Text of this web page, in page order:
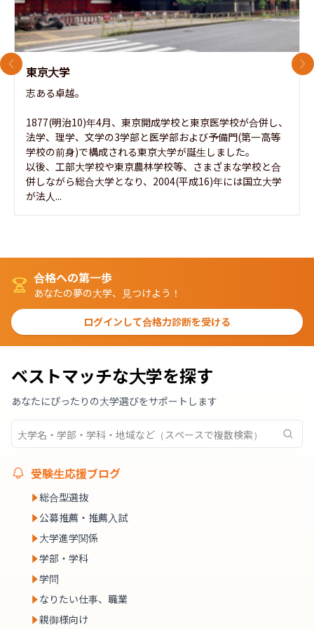
東京大学
志ある卓越。
1877(明治10)年4月、東京開成学校と東京医学校が合併し、
法学、理学、文学の3学部と医学部および予備門(第一高等
学校の前身)で構成される東京大学が誕生しました。
以後、工部大学校や東京農林学校等、さまざまな学校と合
併しながら総合大学となり、2004(平成16)年には国立大学
が法人...
前のスライド 次
合格への第一歩
あなたの夢の大学、見つけよう！
ログインして合格力診断を受ける
ベストマッチな大学を探す
あなたにぴったりの大学選びをサポートします
受験生応援ブログ
総合型選抜
公募推薦・推薦入試
大学進学関係
学部・学科
学問
なりたい仕事、職業
親御様向け